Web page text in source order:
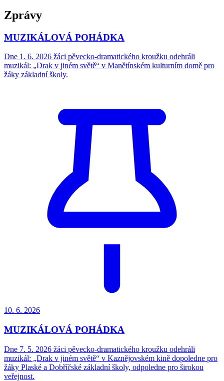
Zprávy
MUZIKÁLOVÁ POHÁDKA
Dne 1. 6. 2026 žáci pěvecko-dramatického kroužku odehráli
muzikál: „Drak v jiném světě“ v Manětínském kulturním domě pro
žáky základní školy.
10. 6. 2026
MUZIKÁLOVÁ POHÁDKA
Dne 7. 5. 2026 žáci pěvecko-dramatického kroužku odehráli
muzikál: „Drak v jiném světě“ v Kaznějovském kině dopoledne pro
žáky Plaské a Dobříčské základní školy, odpoledne pro širokou
veřejnost.